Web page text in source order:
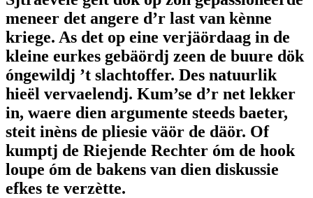
meneer det angere d’r last van kènne
kriege. As det op eine verjäördaag in de
kleine eurkes gebäördj zeen de buure dök
óngewildj ’t slachtoffer. Des natuurlik
hieël vervaelendj. Kum’se d’r net lekker
in, waere dien argumente steeds baeter,
steit inèns de pliesie väör de däör. Of
kumptj de Riejende Rechter óm de hook
loupe óm de bakens van dien diskussie
efkes te verzètte.